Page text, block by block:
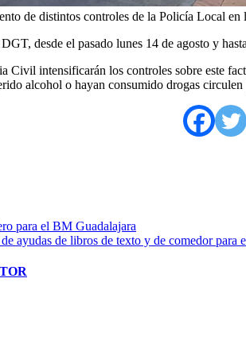
de distintos controles de la Policía Local
desde el pasado lunes 14 de agosto y
intensificarán los controles sobre este
alcohol o hayan consumido drogas
para el BM Guadalajara
ayudas de libros de texto y de comedor para